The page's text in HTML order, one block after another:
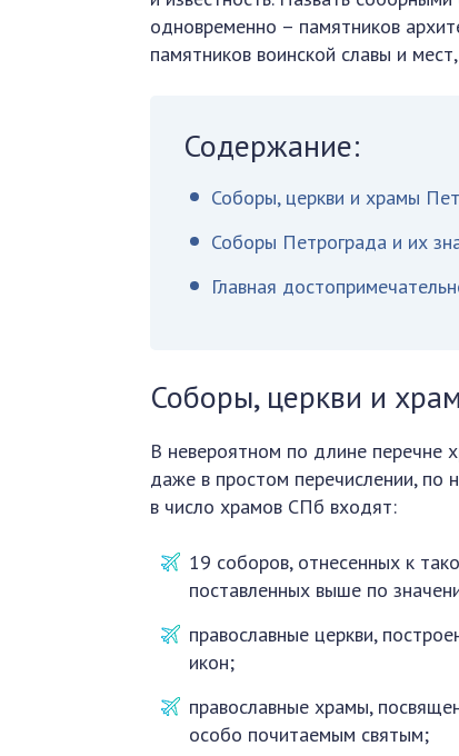
одновременно – памятников
памятников воинской славы и
Содержание:
Соборы, церкви и храмы
Соборы Петрограда и их
Главная
Соборы, церкви и
В невероятном по длине перечне
даже в простом перечислении, по
в число храмов СПб входят:
19 соборов, отнесенных к
поставленных выше по
православные церкви,
икон;
православные храмы,
особо почитаемым святым;